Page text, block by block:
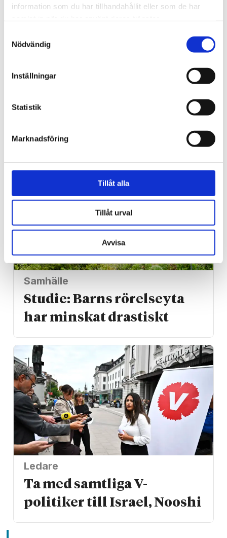
information som du har tillhandahållit eller som de har
Nödvändig
Inställningar
Statistik
Marknadsföring
Tillåt alla
Tillåt urval
Avvisa
Han blev av med jobbet på
grund av facket
Samhälle
Studie: Barns rörelseyta
har minskat drastiskt
Ledare
Ta med samtliga V-
politiker till Israel, Nooshi